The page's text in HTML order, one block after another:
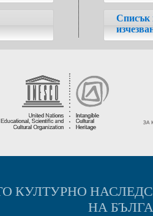
Списък
КУЛТУРНО
НА